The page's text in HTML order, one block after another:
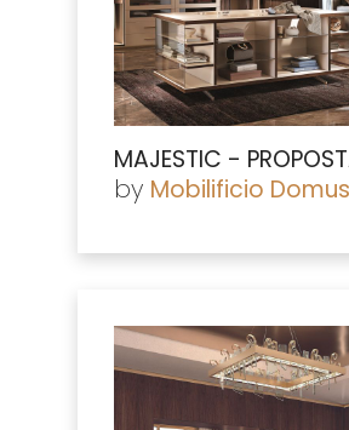
MAJESTIC -
by Mobilificio Domus